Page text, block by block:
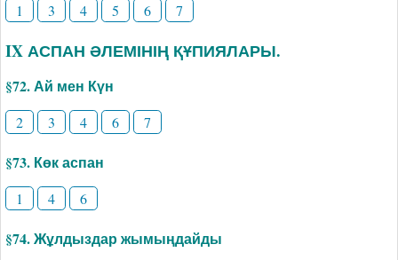
1 3 4 5 6 7
IX АСПАН ӘЛЕМІНІҢ ҚҰПИЯЛАРЫ.
§72. Ай мен Күн
2 3 4 6 7
§73. Көк аспан
1 4 6
§74. Жұлдыздар жымыңдайды